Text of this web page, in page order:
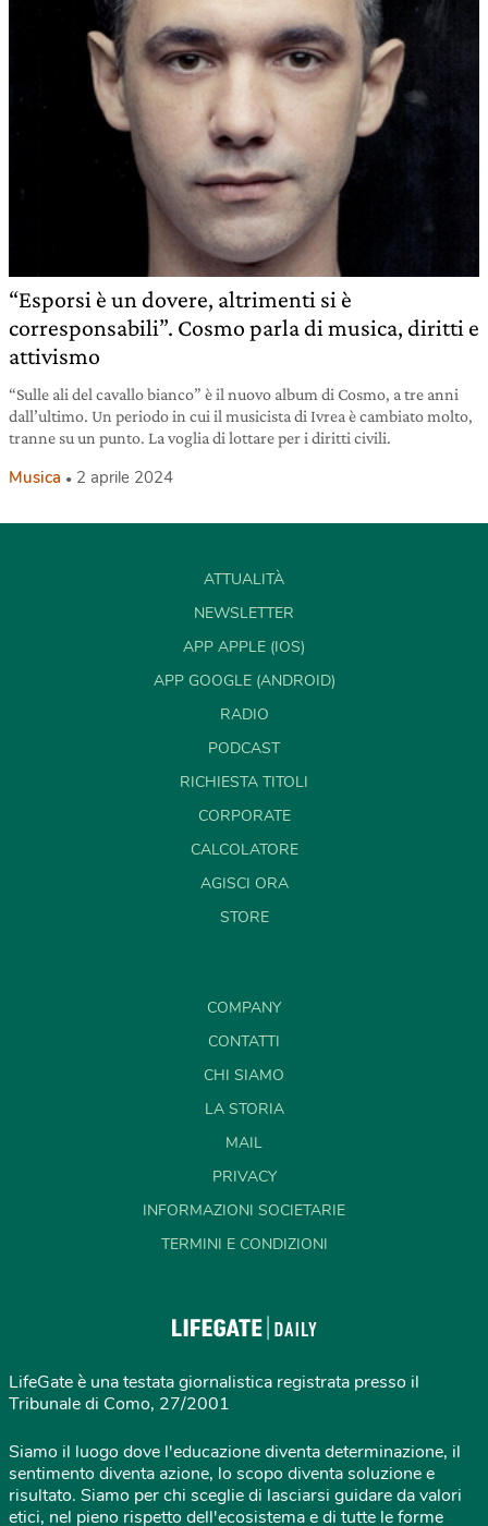
“Esporsi è un dovere, altrimenti si è
corresponsabili”. Cosmo parla di musica, diritti e
attivismo
“Sulle ali del cavallo bianco” è il nuovo album di Cosmo, a tre anni
dall’ultimo. Un periodo in cui il musicista di Ivrea è cambiato molto,
tranne su un punto. La voglia di lottare per i diritti civili.
Musica 2 aprile 2024
ATTUALITÀ
NEWSLETTER
APP APPLE (IOS)
APP GOOGLE (ANDROID)
RADIO
PODCAST
RICHIESTA TITOLI
CORPORATE
CALCOLATORE
AGISCI ORA
STORE
COMPANY
CONTATTI
CHI SIAMO
LA STORIA
MAIL
PRIVACY
INFORMAZIONI SOCIETARIE
TERMINI E CONDIZIONI
LifeGate è una testata giornalistica registrata presso il
Tribunale di Como, 27/2001
Siamo il luogo dove l'educazione diventa determinazione, il
sentimento diventa azione, lo scopo diventa soluzione e
risultato. Siamo per chi sceglie di lasciarsi guidare da valori
etici, nel pieno rispetto dell'ecosistema e di tutte le forme